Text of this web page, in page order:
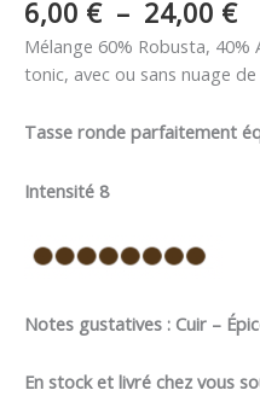
6,00 € – 24,00 €
Mélange 60% Robusta, 40%
tonic, avec ou sans nuage de
Tasse ronde parfaitement
Intensité 8
Notes gustatives : Cuir –
En stock et livré chez vous